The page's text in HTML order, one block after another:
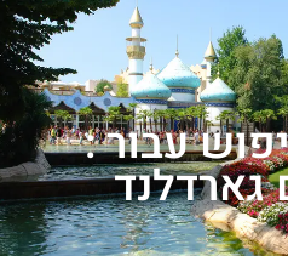
עבור :
גארדלנד